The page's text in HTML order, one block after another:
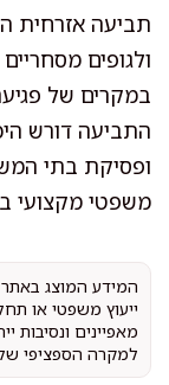
תביעה אזרחית
ולגופים
במקרים של
התביעה דורש
ופסיקת בתי
משפטי מקצועי
המידע המוצג באתר
ייעוץ משפטי או
מאפיינים ונסיבות
למקרה הספציפי